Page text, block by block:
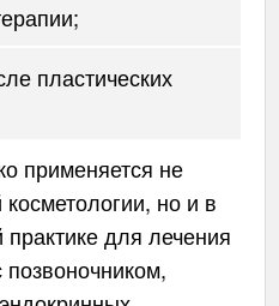
пластических
применяется не
косметологии, но и в
для лечения